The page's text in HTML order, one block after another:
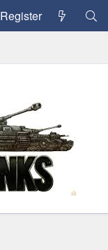
Register